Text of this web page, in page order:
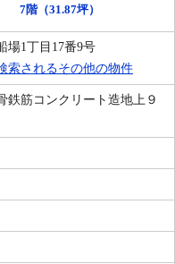
7階（31.87坪）
場1丁目17番9号
索されるその他の物件
鉄筋コンクリート造地上９